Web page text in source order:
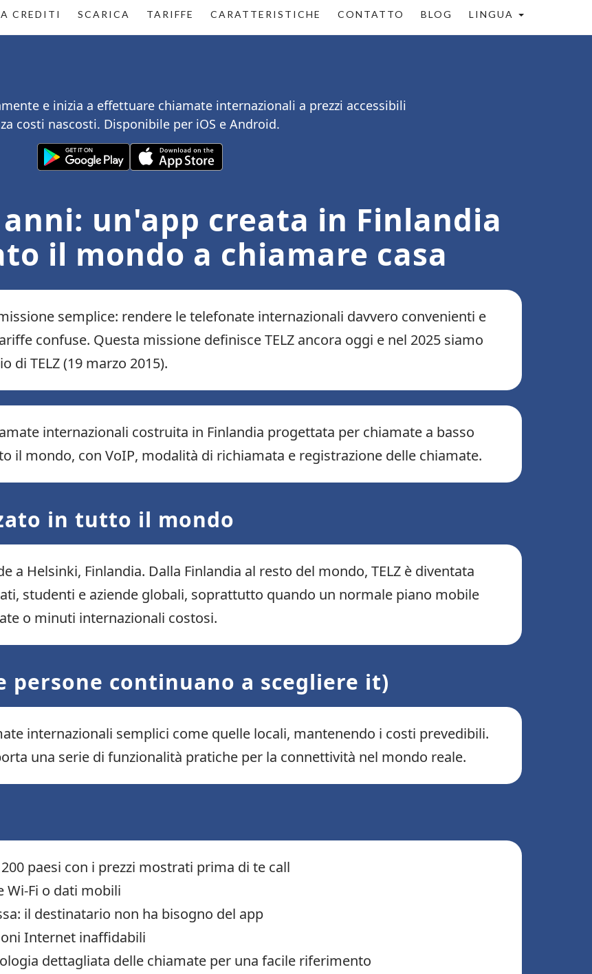
CREDITI SCARICA TARIFFE CARATTERISTICHE CONTATTO BLOG LINGUA
e inizia a effettuare chiamate internazionali a prezzi accessibili
costi nascosti. Disponibile per iOS e Android.
anni: un'app creata in Finlandia
il mondo a chiamare casa
semplice: rendere le telefonate internazionali davvero convenienti e
confuse. Questa missione definisce TELZ ancora oggi e nel 2025 siamo
di TELZ (19 marzo 2015).
internazionali costruita in Finlandia progettata per chiamate a basso
il mondo, con VoIP, modalità di richiamata e registrazione delle chiamate.
in tutto il mondo
a Helsinki, Finlandia. Dalla Finlandia al resto del mondo, TELZ è diventata
studenti e aziende globali, soprattutto quando un normale piano mobile
o minuti internazionali costosi.
persone continuano a scegliere it)
internazionali semplici come quelle locali, mantenendo i costi prevedibili.
una serie di funzionalità pratiche per la connettività nel mondo reale.
paesi con i prezzi mostrati prima di te call
Wi-Fi o dati mobili
il destinatario non ha bisogno del app
Internet inaffidabili
dettagliata delle chiamate per una facile riferimento